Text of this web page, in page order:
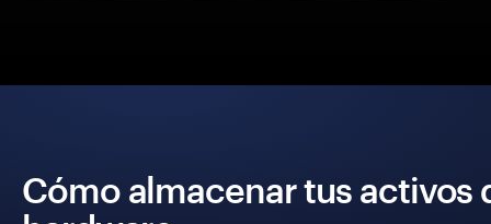
Cómo almacenar tus activos